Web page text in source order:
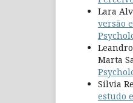
Lara
versão
Marta
Sílvia
estudo